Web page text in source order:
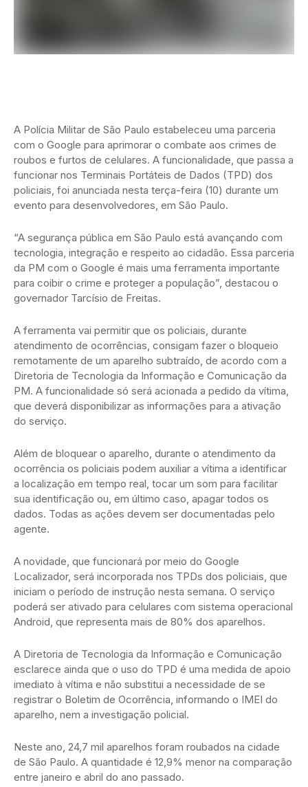
A Polícia Militar de São Paulo estabeleceu uma parceria
com o Google para aprimorar o combate aos crimes de
roubos e furtos de celulares. A funcionalidade, que passa a
funcionar nos Terminais Portáteis de Dados (TPD) dos
policiais, foi anunciada nesta terça-feira (10) durante um
evento para desenvolvedores, em São Paulo.
“A segurança pública em São Paulo está avançando com
tecnologia, integração e respeito ao cidadão. Essa parceria
da PM com o Google é mais uma ferramenta importante
para coibir o crime e proteger a população”, destacou o
governador Tarcísio de Freitas.
A ferramenta vai permitir que os policiais, durante
atendimento de ocorrências, consigam fazer o bloqueio
remotamente de um aparelho subtraído, de acordo com a
Diretoria de Tecnologia da Informação e Comunicação da
PM. A funcionalidade só será acionada a pedido da vítima,
que deverá disponibilizar as informações para a ativação
do serviço.
Além de bloquear o aparelho, durante o atendimento da
ocorrência os policiais podem auxiliar a vítima a identificar
a localização em tempo real, tocar um som para facilitar
sua identificação ou, em último caso, apagar todos os
dados. Todas as ações devem ser documentadas pelo
agente.
A novidade, que funcionará por meio do Google
Localizador, será incorporada nos TPDs dos policiais, que
iniciam o período de instrução nesta semana. O serviço
poderá ser ativado para celulares com sistema operacional
Android, que representa mais de 80% dos aparelhos.
A Diretoria de Tecnologia da Informação e Comunicação
esclarece ainda que o uso do TPD é uma medida de apoio
imediato à vítima e não substitui a necessidade de se
registrar o Boletim de Ocorrência, informando o IMEI do
aparelho, nem a investigação policial.
Neste ano, 24,7 mil aparelhos foram roubados na cidade
de São Paulo. A quantidade é 12,9% menor na comparação
entre janeiro e abril do ano passado.